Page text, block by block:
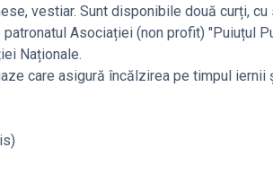
vestiar. Sunt disponibile două curți,
Asociației (non profit) "Puiuțul
Naționale.
care asigură încălzirea pe timpul